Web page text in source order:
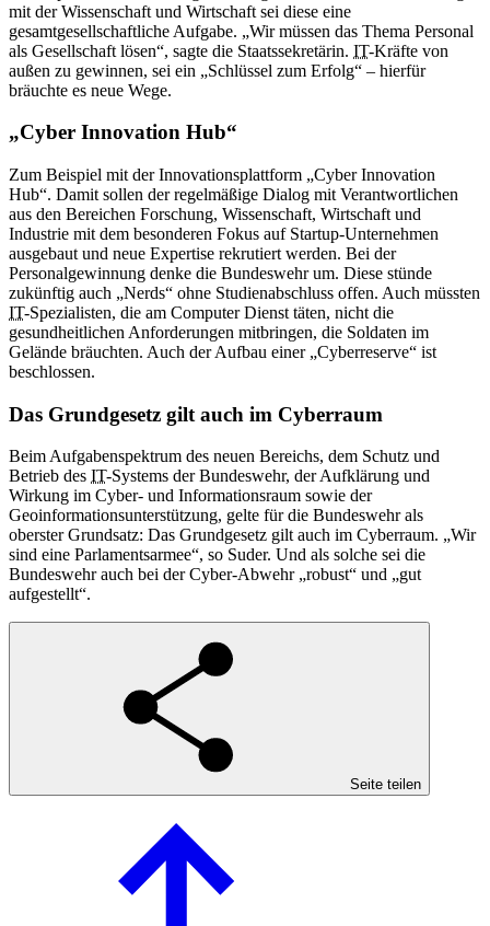
mit der Wissenschaft und Wirtschaft sei diese eine
gesamtgesellschaftliche Aufgabe. „Wir müssen das Thema Personal
als Gesellschaft lösen“, sagte die Staatssekretärin. IT-Kräfte von
außen zu gewinnen, sei ein „Schlüssel zum Erfolg“ – hierfür
bräuchte es neue Wege.
„Cyber Innovation Hub“
Zum Beispiel mit der Innovationsplattform „Cyber Innovation
Hub“. Damit sollen der regelmäßige Dialog mit Verantwortlichen
aus den Bereichen Forschung, Wissenschaft, Wirtschaft und
Industrie mit dem besonderen Fokus auf Startup-Unternehmen
ausgebaut und neue Expertise rekrutiert werden. Bei der
Personalgewinnung denke die Bundeswehr um. Diese stünde
zukünftig auch „Nerds“ ohne Studienabschluss offen. Auch müssten
IT-Spezialisten, die am Computer Dienst täten, nicht die
gesundheitlichen Anforderungen mitbringen, die Soldaten im
Gelände bräuchten. Auch der Aufbau einer „Cyberreserve“ ist
beschlossen.
Das Grundgesetz gilt auch im Cyberraum
Beim Aufgabenspektrum des neuen Bereichs, dem Schutz und
Betrieb des IT-Systems der Bundeswehr, der Aufklärung und
Wirkung im Cyber- und Informationsraum sowie der
Geoinformationsunterstützung, gelte für die Bundeswehr als
oberster Grundsatz: Das Grundgesetz gilt auch im Cyberraum. „Wir
sind eine Parlamentsarmee“, so Suder. Und als solche sei die
Bundeswehr auch bei der Cyber-Abwehr „robust“ und „gut
aufgestellt“.
Seite teilen